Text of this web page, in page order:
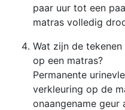
paar uur tot een
matras volledig
Wat zijn de
op een matras?
Permanente
verkleuring op de
onaangename geur